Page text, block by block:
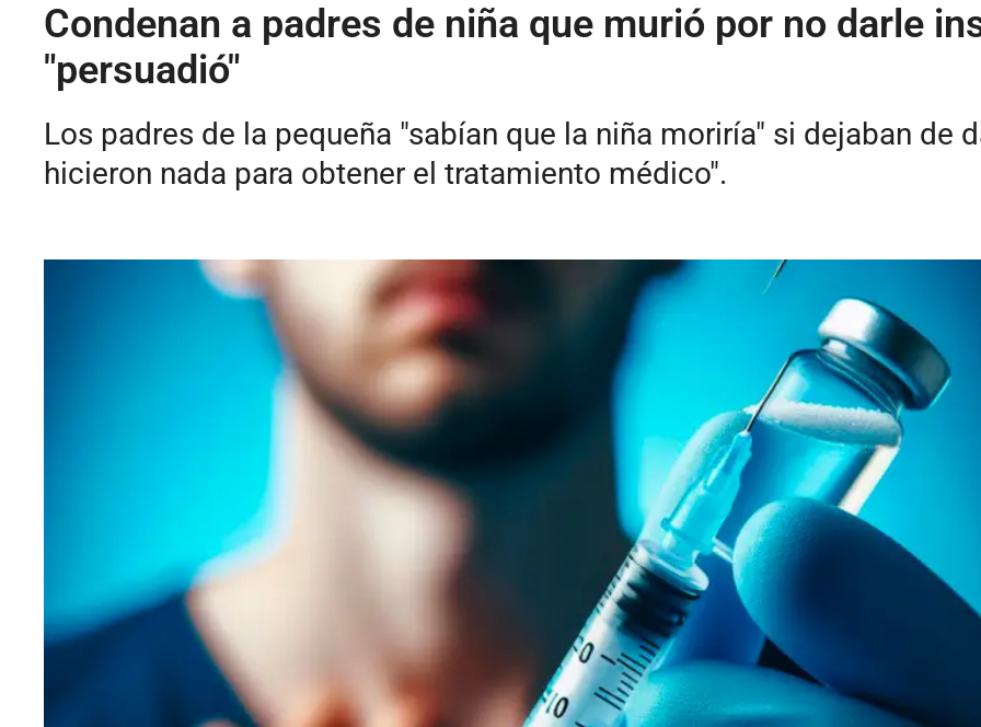
Condenan a padres de niña que murió por no darle
"persuadió"
Los padres de la pequeña "sabían que la niña moriría" si dejaban de
hicieron nada para obtener el tratamiento médico".